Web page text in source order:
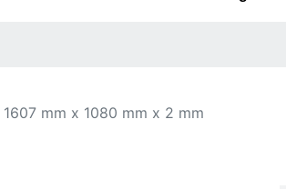
mm x 1080 mm x 2 mm